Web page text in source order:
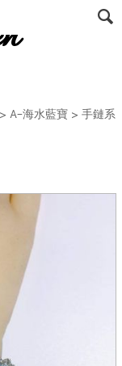
> A-海水藍寶> 手鏈系